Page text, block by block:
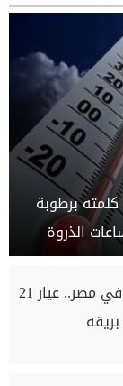
برطوبة
الذروة
أسعار الذهب اليوم الأربعاء في مصر.. عيار 21